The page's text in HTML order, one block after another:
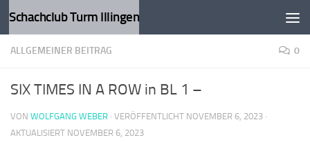
Zum Inhalt springen
Schachclub Turm Illingen
ALLGEMEINER BEITRAG 0
SIX TIMES IN A ROW in BL 1 –
VON WOLFGANG WEBER · VERÖFFENTLICHT NOVEMBER 6, 2023 ·
AKTUALISIERT NOVEMBER 6, 2023